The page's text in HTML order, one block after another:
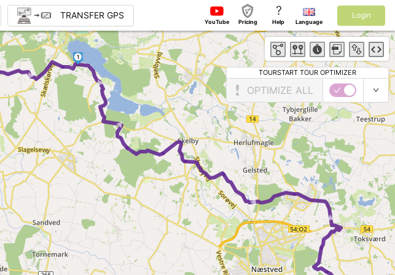
►
►
► ►
►
1
TRANSFER GPS
YouTube Pricing
?
Help Language
Login
TOURSTART TOUR OPTIMIZER
OPTIMIZE ALL